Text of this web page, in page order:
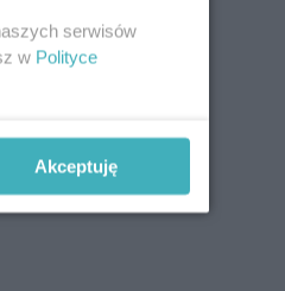
serwisów
w Polityce
Akceptuję